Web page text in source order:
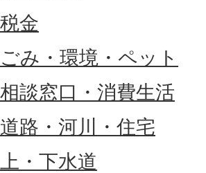
税金
ごみ・環境・ペット
相談窓口・消費生活
道路・河川・住宅
上・下水道